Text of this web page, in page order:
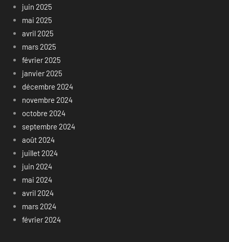
juin 2025
mai 2025
avril 2025
mars 2025
février 2025
janvier 2025
décembre 2024
novembre 2024
octobre 2024
septembre 2024
août 2024
juillet 2024
juin 2024
mai 2024
avril 2024
mars 2024
février 2024